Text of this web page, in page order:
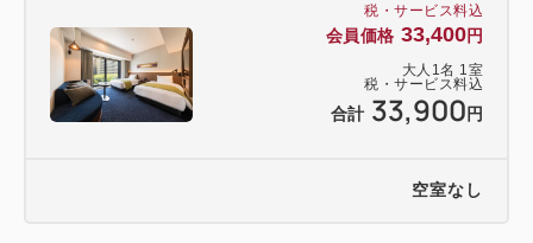
空・海・陸を巡るような夏のグルメ旅を、ぜひ
Terrace and Table でお楽しみください。
※ビュッフェの詳しいメニューはホテル公式ホームペ
ージをご覧ください。
税・サービス料込
会員価格 33,400円
大人 1 名 1 室
税・サービス料込
合計 33,900 円
空室なし